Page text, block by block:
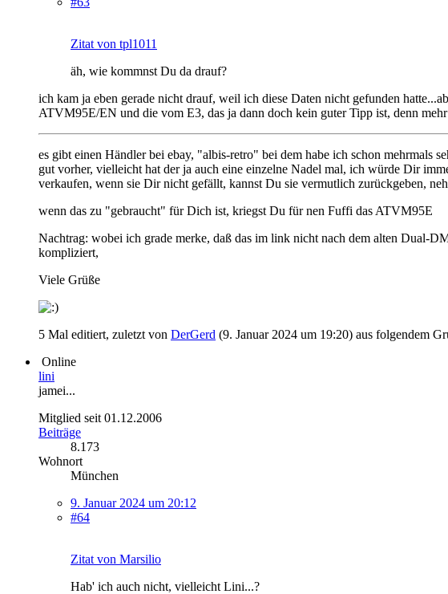
Zitat von tpl1011
äh, wie kommnst Du da drauf?
ich kam ja eben gerade nicht drauf, weil ich diese Daten nicht gefunden
ATVM95E/EN und die vom E3, das ja dann doch kein guter Tipp ist, denn mehr
es gibt einen Händler bei ebay, "albis-retro" bei dem habe ich schon mehrmals
gut vorher, vielleicht hat der ja auch eine einzelne Nadel mal, ich würde Dir
verkaufen, wenn sie Dir nicht gefällt, kannst Du sie vermutlich zurückgeben,
wenn das zu "gebraucht" für Dich ist, kriegst Du für nen Fuffi das ATVM95E
Nachtrag: wobei ich grade merke, daß das im link nicht nach dem alten Dual-
kompliziert,
Viele Grüße
5 Mal editiert, zuletzt von DerGerd (9. Januar 2024 um 19:20) aus folgendem
Online
lini
jamei...
Mitglied seit 01.12.2006
Beiträge
8.173
Wohnort
München
9. Januar 2024 um 20:12
#64
Zitat von Marsilio
Hab' ich auch nicht, vielleicht Lini...?